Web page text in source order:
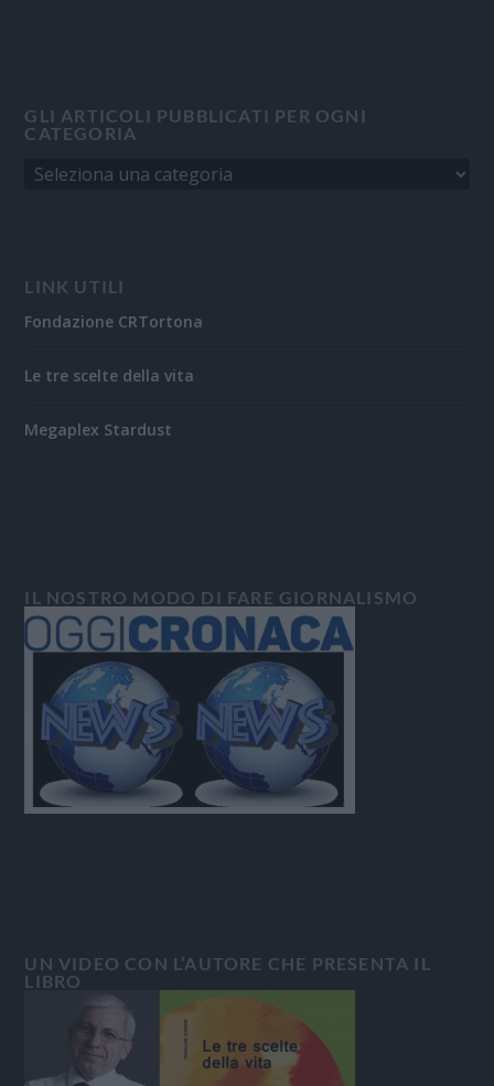
GLI ARTICOLI PUBBLICATI PER OGNI
CATEGORIA
LINK UTILI
Fondazione CRTortona
Le tre scelte della vita
Megaplex Stardust
IL NOSTRO MODO DI FARE GIORNALISMO
UN VIDEO CON L’AUTORE CHE PRESENTA IL
LIBRO